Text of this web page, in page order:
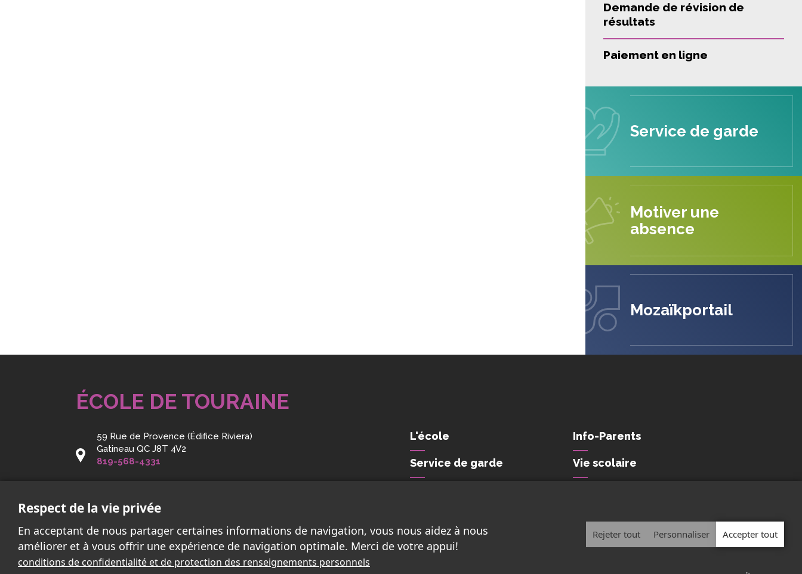
Demande de révision de
résultats
Paiement en ligne
Service de garde
Motiver une
absence
Mozaïkportail
ÉCOLE DE TOURAINE
59 Rue de Provence (Édifice Riviera)
Gatineau QC J8T 4V2
819-568-4331
Courriel:touraine@cssd.gouv.qc.ca
L'école Info-Parents
Service de garde Vie scolaire
renseignements personnels
Respect de la vie privée
En acceptant de nous partager certaines informations de navigation, vous nous aidez à nous
améliorer et à vous offrir une expérience de navigation optimale. Merci de votre appui!
conditions de confidentialité et de protection des renseignements personnels
Rejeter tout Personnaliser Accepter tout